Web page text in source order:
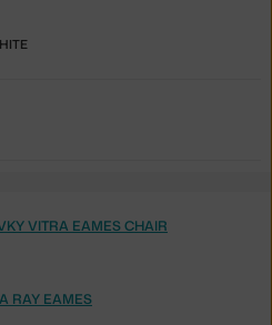
VITRA EAMES CHAIR
RAY EAMES